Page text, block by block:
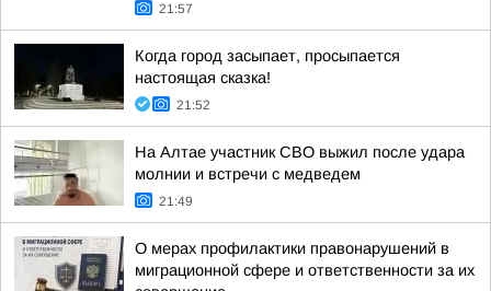
21:57
Когда город засыпает, просыпается
настоящая сказка!
21:52
На Алтае участник СВО выжил после удара
молнии и встречи с медведем
21:49
О мерах профилактики правонарушений в
миграционной сфере и ответственности за их